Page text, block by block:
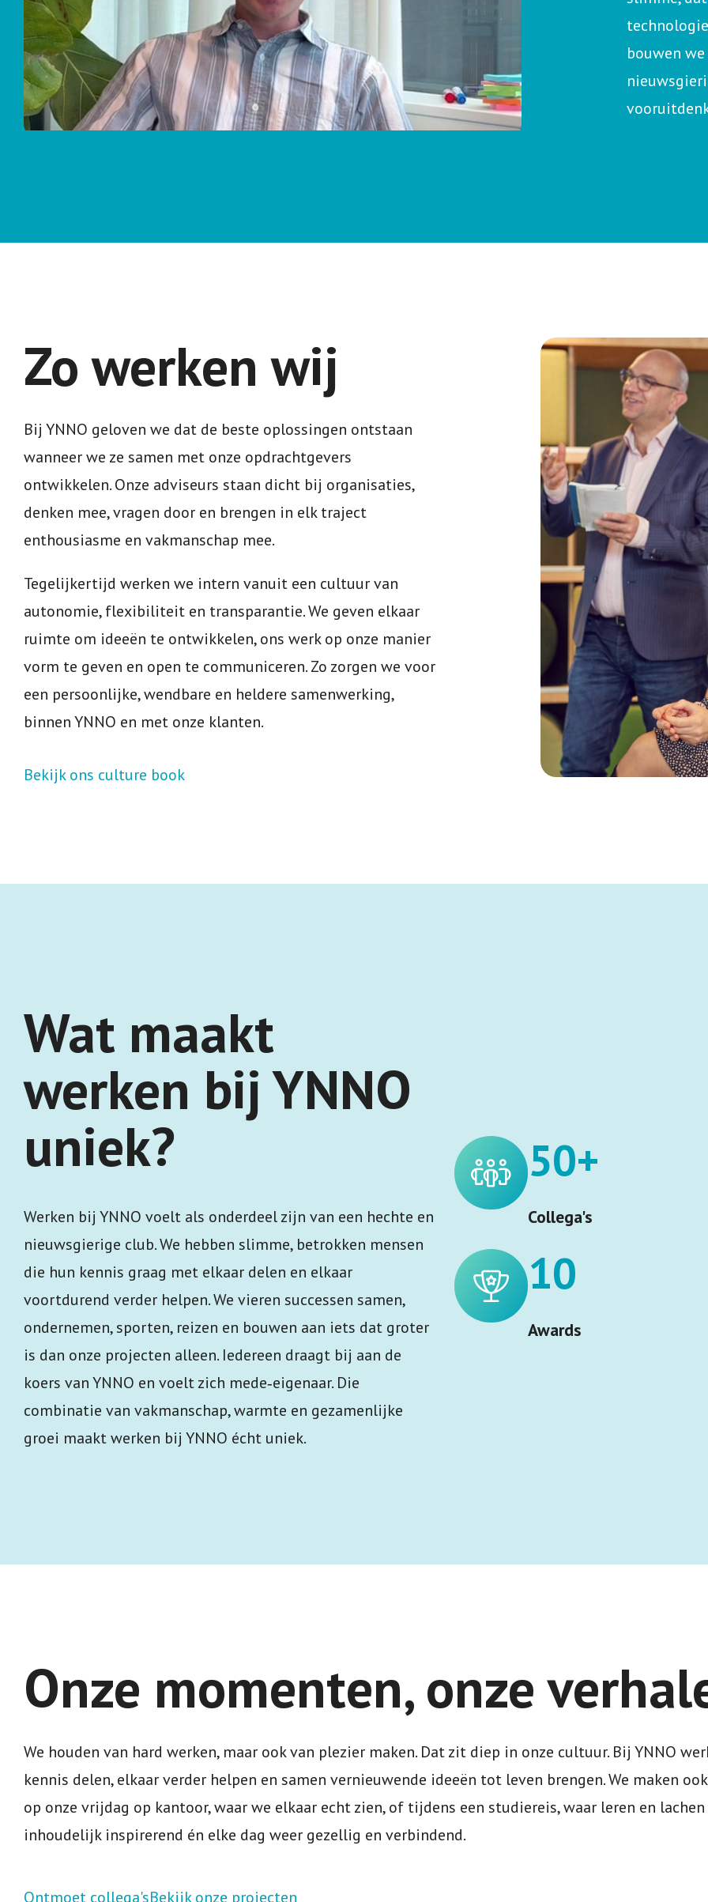
bouwen
Zo werken wij
Bij YNNO geloven we dat de beste oplossingen ontstaan
wanneer we ze samen met onze opdrachtgevers
ontwikkelen. Onze adviseurs staan dicht bij organisaties,
denken mee, vragen door en brengen in elk traject
enthousiasme en vakmanschap mee.
Tegelijkertijd werken we intern vanuit een cultuur van
autonomie, flexibiliteit en transparantie. We geven elkaar
ruimte om ideeën te ontwikkelen, ons werk op onze manier
vorm te geven en open te communiceren. Zo zorgen we voor
een persoonlijke, wendbare en heldere samenwerking,
binnen YNNO en met onze klanten.
Bekijk ons culture book
Wat maakt
werken bij YNNO
uniek?
Werken bij YNNO voelt als onderdeel zijn van een hechte en
nieuwsgierige club. We hebben slimme, betrokken mensen
die hun kennis graag met elkaar delen en elkaar
voortdurend verder helpen. We vieren successen samen,
ondernemen, sporten, reizen en bouwen aan iets dat groter
is dan onze projecten alleen. Iedereen draagt bij aan de
koers van YNNO en voelt zich mede‑eigenaar. Die
combinatie van vakmanschap, warmte en gezamenlijke
groei maakt werken bij YNNO écht uniek.
50+
Collega's
10
Awards
Onze momenten, onze
We houden van hard werken, maar ook van plezier maken. Dat zit diep in onze cultuur. Bij YNNO
kennis delen, elkaar verder helpen en samen vernieuwende ideeën tot leven brengen. We maken
op onze vrijdag op kantoor, waar we elkaar echt zien, of tijdens een studiereis, waar leren en
inhoudelijk inspirerend én elke dag weer gezellig en verbindend.
Ontmoet collega'sBekijk onze projecten